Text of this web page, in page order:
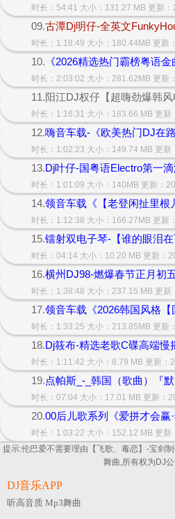
时长：54:41 大小：131.27 MB 更新
09.古潭Dj明仔-全英文
时长：1:18:49 大小：180.44MB 更新
10. 《2026精选热门霸榜粤语金
时长：2:03:02 大小：281.62MB 更新
11.阳江DJ权仔【超嗨劲爆韩
时长：1:16:31 大小：183.66 MB 更新
12.嗨音车载-《欧美热门DJ在
时长：1:02:23 大小：149.74 MB 更新
13.Dj叶仔-国粤语Electro第一
时长：1:01:09 大小：140MB 更新：
14.领音车载《【老登闲扯里根
时长：1:12:38 大小：166.27MB 更新
15.镭射双电子琴-【谁的眼泪
时长：04:14 大小：10.20 MB 更新：
16.横州DJ98-燃爆春节正月初
时长：1:38:48 大小：237.15 MB 更新
17.领音车载《2026韩国风格【
时长：1:33:25 大小：213.85MB 更新
18.Dj筱布-精选老歌C碟高端慢
时长：1:11:42 大小：8.79 MB 更新：
19.点帕斯_-_韩国（歌曲）『默
时长：07:04 大小：17.01 MB 更新：
20.00后儿歌系列《爱拼才会赢
时长：1:03:22 大小：152.12 MB 更新
提示:伦巴爱不需要理由【飞歌、毒恋】-宝剑
舞曲,所有权为DJ公
DJ音乐APP
听高音质 Mp3舞曲